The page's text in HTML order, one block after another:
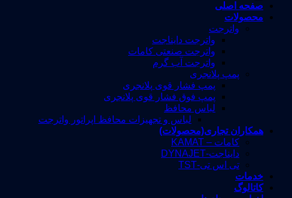
صفحه اصلی
محصولات
واترجت
واترجت دایناجت
واترجت صنعتی کامات
واترجت آب گرم
پمپ پلانجری
پمپ فشار قوی پلانجری
پمپ فوق فشار قوی پلانجری
لباس محافظ
لباس و تجهیزات محافظ اپراتور واترجت
همکاران تجاری(محصولات)
کامات – KAMAT
دایناجت-DYNAJET
تی اس تی-TST
خدمات
کاتالوگ